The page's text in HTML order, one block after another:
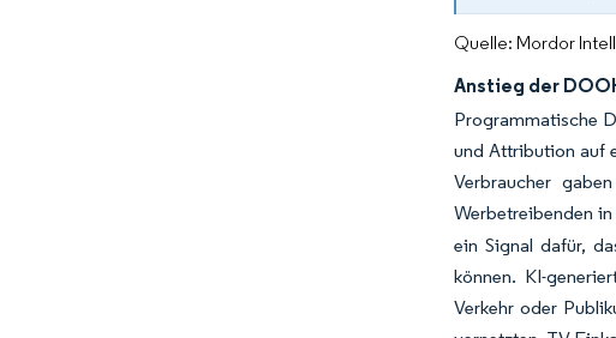
Quelle: Mordor
Anstieg der
Programmatische
und Attribution auf
Verbraucher
Werbetreibenden
ein Signal dafür,
können. KI-
Verkehr oder